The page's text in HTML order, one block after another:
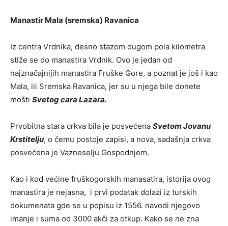
Manastir Mala (sremska) Ravanica
Iz centra Vrdnika, desno stazom dugom pola kilometra
stiže se do manastira Vrdnik. Ovo je jedan od
najznačajnijih manastira Fruške Gore, a poznat je još i kao
Mala, ili Sremska Ravanica, jer su u njega bile donete
mošti Svetog cara Lazara.
Prvobitna stara crkva bila je posvećena Svetom Jovanu
Krstitelju, o čemu postoje zapisi, a nova, sadašnja crkva
posvećena je Vazneselju Gospodnjem.
Kao i kod većine fruškogorskih manasatira, istorija ovog
manastira je nejasna, i prvi podatak dolazi iz turskih
dokumenata gde se u popisu iz 1556. navodi njegovo
imanje i suma od 3000 akči za otkup. Kako se ne zna